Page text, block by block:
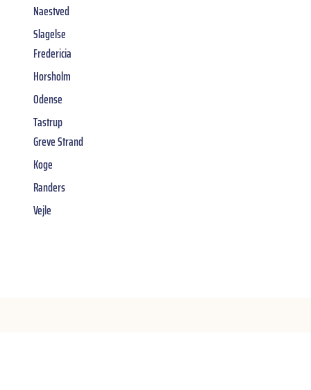
Naestved
Slagelse
Fredericia
Horsholm
Odense
Tastrup
Greve Strand
Koge
Randers
Vejle